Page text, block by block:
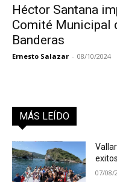
Héctor Santana
Comité Municipal
Banderas
Ernesto Salazar - 08/10/2024
MÁS LEÍDO
07/08/